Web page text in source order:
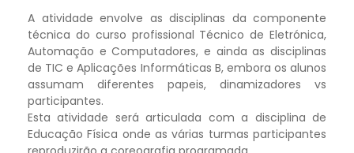
A atividade envolve as disciplinas da componente
técnica do curso profissional Técnico de Eletrónica,
Automação e Computadores, e ainda as disciplinas
de TIC e Aplicações Informáticas B, embora os alunos
assumam diferentes papeis, dinamizadores vs
participantes.
Esta atividade será articulada com a disciplina de
Educação Física onde as várias turmas participantes